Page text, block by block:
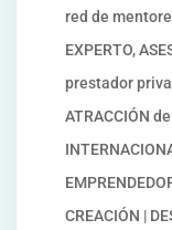
red de
EXPERTO,
prestador
ATRACCIÓN
CREACIÓN |